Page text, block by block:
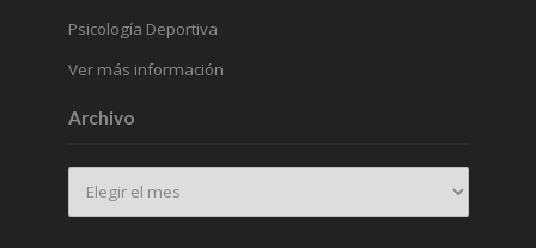
Psicología Deportiva
Ver más información
Archivo
Archivo